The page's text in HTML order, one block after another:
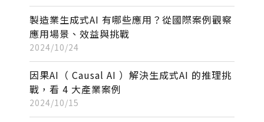
製造業生成式AI 有哪些應用？從國際案例觀察
應用場景、效益與挑戰
2024/10/24
因果AI（ Causal AI ）解決生成式AI 的推理挑
戰，看 4 大產業案例
2024/10/15